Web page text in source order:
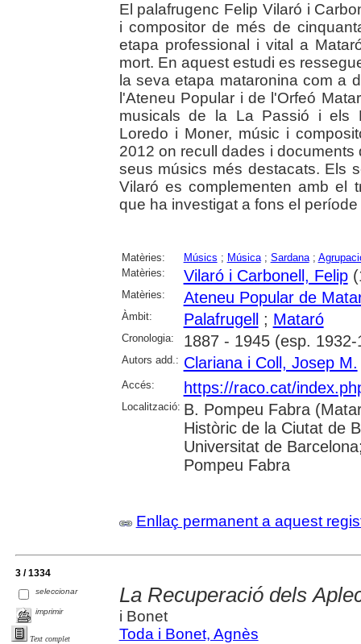
El palafrugenc Felip Vilaró i
i compositor de més de
etapa professional i vital a
mort. En aquest estudi es
la seva etapa mataronina com a
l'Ateneu Popular i de l'Orfeó
musicals de la La Passió i els
Loredo i Moner, músic i
2012 on recull dades i
seus músics més destacats. Els
Vilaró es complementen amb el
que ha investigat a fons el
Matèries: Músics ; Música; Sardana;
Matèries:
Vilaró i Carbonell, Felip
Matèries: Ateneu Popular de
Àmbit: Palafrugell ; Mataró
Cronologia: 1887 - 1945 (esp. 1932-
Autors add.: Clariana i Coll, Josep M.
Accés: https://raco.cat/
Localització: B. Pompeu Fabra
Històric de la Ciutat de
Universitat de
Pompeu Fabra
Enllaç permanent a aquest
3 / 1334
seleccionar
imprimir
Text complet
La Recuperació dels
i Bonet
Toda i Bonet, Agnès